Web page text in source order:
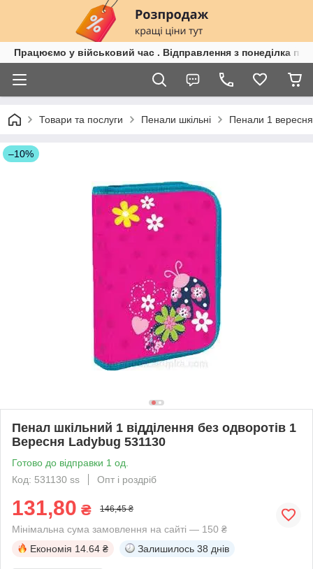
Працюємо у військовий час . Відправлення з понеділка по
Товари та послуги Пенали шкільні Пенали 1
–10%
Пенал шкільний 1 відділення без одворотів 1
Вересня Ladybug 531130
Готово до відправки 1 од.
Код: 531130 ss
Опт і роздріб
131,80 ₴ 146,45 ₴
Мінімальна сума замовлення на сайті — 150 ₴
Економія 14.64 ₴ Залишилось 38 днів